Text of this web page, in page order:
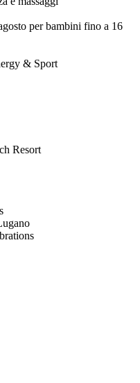
per bambini fino a 16
& Sport
Resort